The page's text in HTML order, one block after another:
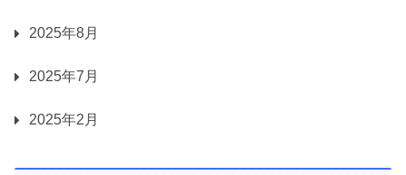
2025年8月
2025年7月
2025年2月